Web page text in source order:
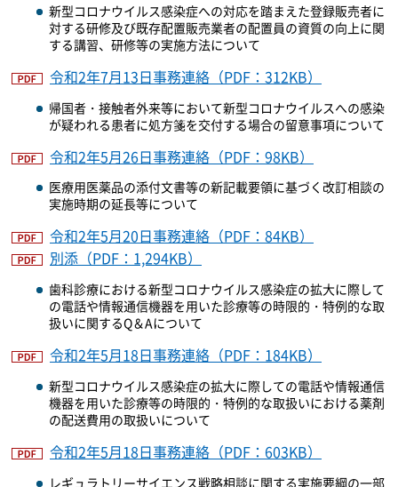
新型コロナウイルス感染症への対応を踏まえた登録販売者に
対する研修及び既存配置販売業者の配置員の資質の向上に関
する講習、研修等の実施方法について
令和2年7月13日事務連絡（PDF：312KB）
帰国者・接触者外来等において新型コロナウイルスへの感染
が疑われる患者に処方箋を交付する場合の留意事項について
令和2年5月26日事務連絡（PDF：98KB）
医療用医薬品の添付文書等の新記載要領に基づく改訂相談の
実施時期の延長等について
令和2年5月20日事務連絡（PDF：84KB）
別添（PDF：1,294KB）
歯科診療における新型コロナウイルス感染症の拡大に際して
の電話や情報通信機器を用いた診療等の時限的・特例的な取
扱いに関するQ＆Aについて
令和2年5月18日事務連絡（PDF：184KB）
新型コロナウイルス感染症の拡大に際しての電話や情報通信
機器を用いた診療等の時限的・特例的な取扱いにおける薬剤
の配送費用の取扱いについて
令和2年5月18日事務連絡（PDF：603KB）
レギュラトリーサイエンス戦略相談に関する実施要綱の一部